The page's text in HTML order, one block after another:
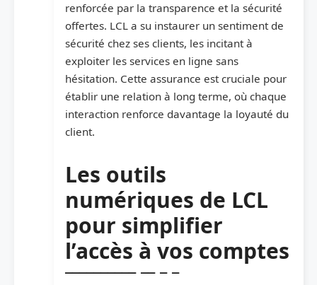
renforcée par la transparence et la sécurité
offertes. LCL a su instaurer un sentiment de
sécurité chez ses clients, les incitant à
exploiter les services en ligne sans
hésitation. Cette assurance est cruciale pour
établir une relation à long terme, où chaque
interaction renforce davantage la loyauté du
client.
Les outils
numériques de LCL
pour simplifier
l’accès à vos comptes